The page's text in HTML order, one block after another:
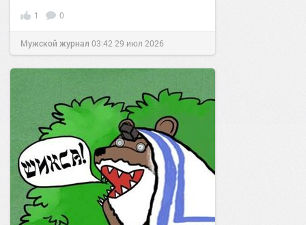
1 0
Мужской журнал 03:42 29 июл 2026